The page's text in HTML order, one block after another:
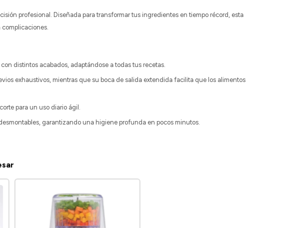
profesional. Diseñada para transformar tus ingredientes en tiempo récord, esta
distintos acabados, adaptándose a todas tus recetas.
exhaustivos, mientras que su boca de salida extendida facilita que los alimentos
para un uso diario ágil.
garantizando una higiene profunda en pocos minutos.